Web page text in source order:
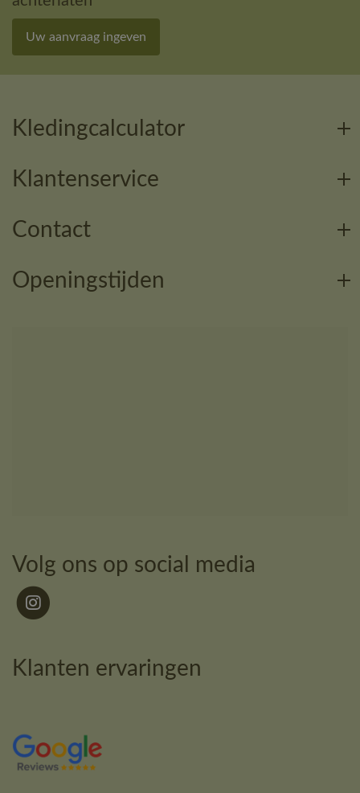
Uw aanvraag ingeven
Kledingcalculator
Klantenservice
Contact
Openingstijden
Volg ons op social media
Klanten ervaringen